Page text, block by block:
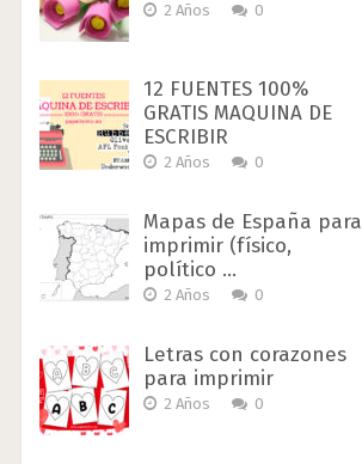
2 Años 0
12 FUENTES 100%
GRATIS MAQUINA DE
ESCRIBIR
2 Años 0
Mapas de España para
imprimir (físico,
político …
2 Años 0
Letras con corazones
para imprimir
2 Años 0